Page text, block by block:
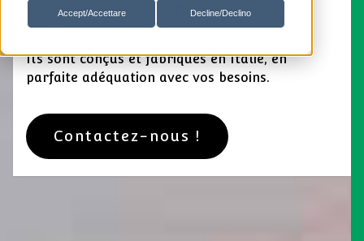
Accept/Accettare Decline/Declino
grands noms de la distribution à travers le
monde.
Ils sont conçus et fabriqués en Italie, en
parfaite adéquation avec vos besoins.
Contactez-nous !